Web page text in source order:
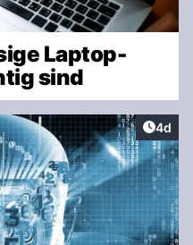
Laptop-
sind
4d